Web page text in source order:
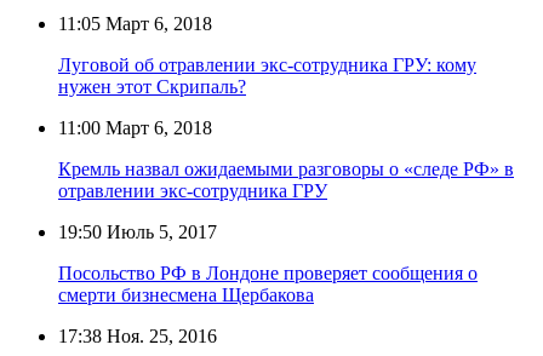
11:05 Март 6, 2018
Луговой об отравлении экс-сотрудника ГРУ: кому
нужен этот Скрипаль?
11:00 Март 6, 2018
Кремль назвал ожидаемыми разговоры о «следе РФ» в
отравлении экс-сотрудника ГРУ
19:50 Июль 5, 2017
Посольство РФ в Лондоне проверяет сообщения о
смерти бизнесмена Щербакова
17:38 Ноя. 25, 2016